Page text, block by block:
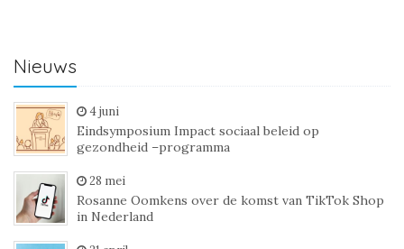
Nieuws
4 juni
Eindsymposium Impact sociaal beleid op
gezondheid –programma
28 mei
Rosanne Oomkens over de komst van TikTok Shop
in Nederland